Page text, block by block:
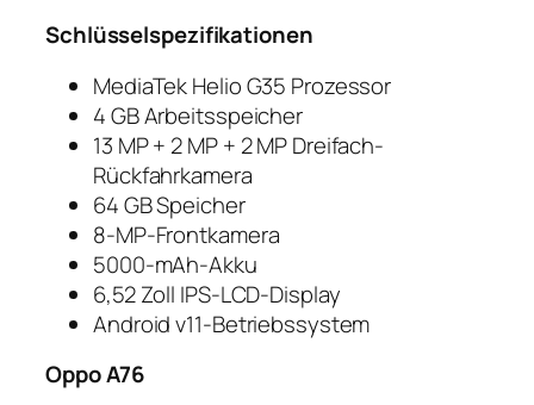
Schlüsselspezifikationen
MediaTek Helio G35 Prozessor
4 GB Arbeitsspeicher
13 MP + 2 MP + 2 MP Dreifach-
Rückfahrkamera
64 GB Speicher
8-MP-Frontkamera
5000-mAh-Akku
6,52 Zoll IPS-LCD-Display
Android v11-Betriebssystem
Oppo A76